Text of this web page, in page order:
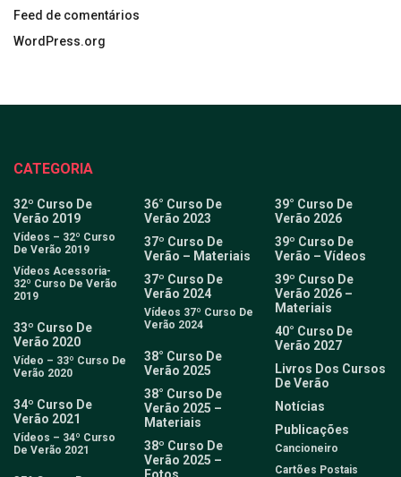
Feed de comentários
WordPress.org
CATEGORIA
32º Curso De
Verão 2019
Vídeos – 32º Curso
De Verão 2019
Vídeos Acessoria-
32º Curso De Verão
2019
33º Curso De
Verão 2020
Vídeo – 33º Curso De
Verão 2020
34º Curso De
Verão 2021
Vídeos – 34º Curso
De Verão 2021
36° Curso De
Verão 2023
37º Curso De
Verão – Materiais
37º Curso De
Verão 2024
Vídeos 37º Curso De
Verão 2024
38° Curso De
Verão 2025
38° Curso De
Verão 2025 –
Materiais
38º Curso De
Verão 2025 –
Fotos
39° Curso De
Verão 2026
39º Curso De
Verão – Vídeos
39º Curso De
Verão 2026 –
Materiais
40° Curso De
Verão 2027
Livros Dos Cursos
De Verão
Notícias
Publicações
Cancioneiro
Cartões Postais